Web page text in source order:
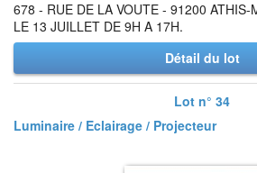
678 - RUE DE LA VOUTE - 91200 ATHIS-
LE 13 JUILLET DE 9H A 17H.
Détail du lot
Lot n° 34
Luminaire / Eclairage / Projecteur